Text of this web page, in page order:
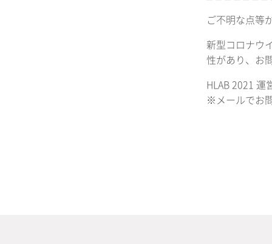
ご不明な点等
新型コロナウ
性があり、お
HLAB 2021 運
※メールでお